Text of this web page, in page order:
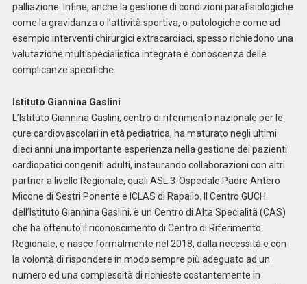
palliazione. Infine, anche la gestione di condizioni parafisiologiche
come la gravidanza o l’attività sportiva, o patologiche come ad
esempio interventi chirurgici extracardiaci, spesso richiedono una
valutazione multispecialistica integrata e conoscenza delle
complicanze specifiche.
Istituto Giannina Gaslini
L’Istituto Giannina Gaslini, centro di riferimento nazionale per le
cure cardiovascolari in età pediatrica, ha maturato negli ultimi
dieci anni una importante esperienza nella gestione dei pazienti
cardiopatici congeniti adulti, instaurando collaborazioni con altri
partner a livello Regionale, quali ASL 3-Ospedale Padre Antero
Micone di Sestri Ponente e ICLAS di Rapallo. Il Centro GUCH
dell’Istituto Giannina Gaslini, è un Centro di Alta Specialità (CAS)
che ha ottenuto il riconoscimento di Centro di Riferimento
Regionale, e nasce formalmente nel 2018, dalla necessità e con
la volontà di rispondere in modo sempre più adeguato ad un
numero ed una complessità di richieste costantemente in